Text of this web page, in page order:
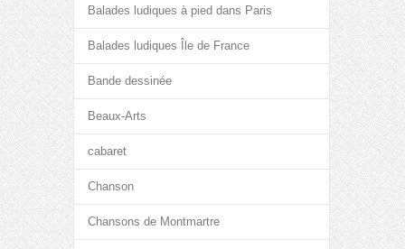
Balades ludiques à pied dans Paris
Balades ludiques Île de France
Bande dessinée
Beaux-Arts
cabaret
Chanson
Chansons de Montmartre